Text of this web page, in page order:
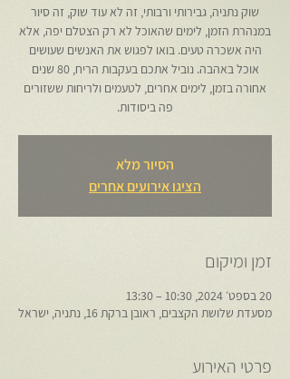
שוק נתניה, גבירותי ורבותי, זה לא עוד שוק, זה סיור
במנהרת הזמן, לימים שהאוכל לא רק הצטלם יפה, אלא
היה אשכרה טעים. בואו לפגוש את האנשים שעושים
אוכל באהבה. נוביל אתכם בעקבות הריח, 80 שנים
אחורה בזמן, לימים אחרים, לטעמים ולריחות ששזורים
פה ביסודות.
הסיור מלא
הציגו אירועים אחרים
זמן ומיקום
20 בספט׳ 2024, 10:30 – 13:30
מסעדת שלושת הקצבים, ראובן ברקת 16, נתניה, ישראל
פרטי האירוע